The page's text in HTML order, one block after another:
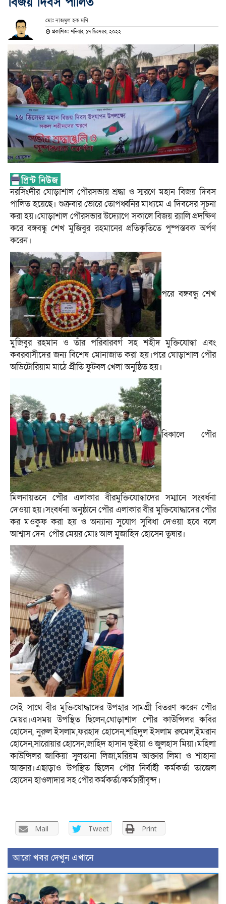
মোঃ নাজমুল হক মণি
প্রকাশিতঃ শনিবার, ১৭ ডিসেম্বর, ২০২২
নরসিংদীর ঘোড়াশাল পৌরসভায় শ্রদ্ধা ও স্মরণে মহান বিজয় দিবস
পালিত হয়েছে। শুক্রবার ভোরে তোপধ্বনির মাধ্যমে এ দিবসের সূচনা
করা হয়।ঘোড়াশাল পৌরসভার উদ্যোগে সকালে বিজয় ‌র‌্যালি প্রদক্ষিণ
করে বঙ্গবন্ধু শেখ মুজিবুর রহমানের প্রতিকৃতিতে পুষ্পস্তবক অর্পণ
করেন।
পরে বঙ্গবন্ধু শেখ
মুজিবুর রহমান ও তাঁর পরিবারবর্গ সহ শহীদ মুক্তিযোদ্ধা এবং
কবরবাসীদের জন্য বিশেষ মোনাজাত করা হয়।পরে ঘোড়াশাল পৌর
অডিটোরিয়াম মাঠে প্রীতি ফুটবল খেলা অনুষ্ঠিত হয়।
বিকালে পৌর
মিলনায়তনে পৌর এলাকার বীরমুক্তিযোদ্ধাদের সম্মানে সংবর্ধনা
দেওয়া হয়।সংবর্ধনা অনুষ্ঠানে পৌর এলাকার বীর মুক্তিযোদ্ধাদের পৌর
কর মওকুফ করা হয় ও অন্যান্য সুযোগ সুবিধা দেওয়া হবে বলে
আশ্বাস দেন পৌর মেয়র মোঃ আল মুজাহিদ হোসেন তুষার।
সেই সাথে বীর মুক্তিযোদ্ধাদের উপহার সামগ্রী বিতরণ করেন পৌর
মেয়র।এসময় উপস্থিত ছিলেন,ঘোড়াশাল পৌর কাউন্সিলর কবির
হোসেন, নুরুল ইসলাম,ফরহাদ হোসেন,শহিদুল ইসলাম রুমেল,ইমরান
হোসেন,সারোয়ার হোসেন,জাহিদ হাসান ভূইয়া ও জুলহাস মিয়া।মহিলা
কাউন্সিলর জাকিয়া সুলতানা লিজা,মরিয়ম আক্তার লিমা ও শাহানা
আক্তার।এছাড়াও উপস্থিত ছিলেন পৌর নির্বাহী কর্মকর্তা তাজেল
হোসেন হাওলাদার সহ পৌর কর্মকর্তা/কর্মচারীবৃন্দ।
Mail Tweet Print
আরো খবর দেখুন এখানে